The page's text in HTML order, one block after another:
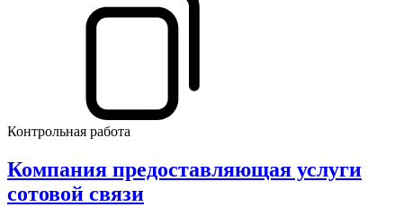
Контрольная работа
Компания предоставляющая услуги
сотовой связи